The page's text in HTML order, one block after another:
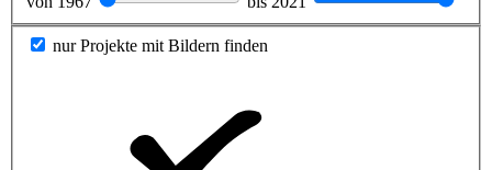
nur Projekte mit Bildern finden